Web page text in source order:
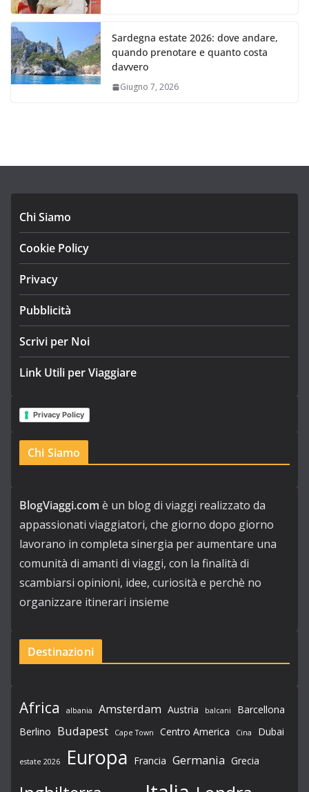
Sardegna estate 2026: dove andare,
quando prenotare e quanto costa
davvero
Giugno 7, 2026
Chi Siamo
Cookie Policy
Privacy
Pubblicità
Scrivi per Noi
Link Utili per Viaggiare
Privacy Policy
Chi Siamo
BlogViaggi.com è un blog di viaggi realizzato da
appassionati viaggiatori, che giorno dopo giorno
lavorano in completa sinergia per aumentare una
comunità di amanti di viaggi, con la finalità di
scambiarsi opinioni, idee, curiosità e perchè no
organizzare itinerari insieme
Destinazioni
Africa albania Amsterdam Austria balcani
Barcellona
Berlino Budapest Cape Town Centro America Cina Dubai
estate 2026 Europa Francia Germania Grecia